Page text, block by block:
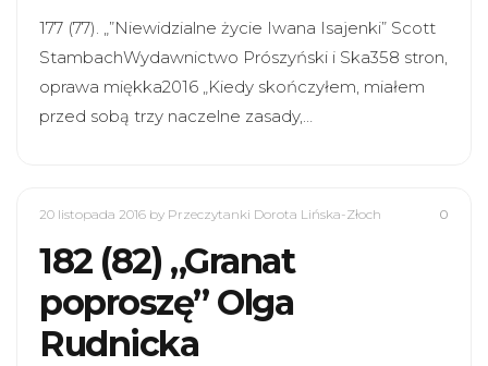
177 (77). „”Niewidzialne życie Iwana Isajenki” Scott
StambachWydawnictwo Prószyński i Ska358 stron,
oprawa miękka2016 „Kiedy skończyłem, miałem
przed sobą trzy naczelne zasady,…
20 listopada 2016 by Przeczytanki Dorota Lińska-Złoch 0
182 (82) „Granat
poproszę” Olga
Rudnicka